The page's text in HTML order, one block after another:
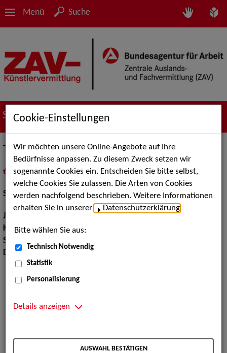
Menü Suche
Suche nach Künstler*innen
Trixi Strobel
als PDF speichern
inMeine Merklistelegen
Schauspiel:Bühne
Jahrgang:
Körpergröße:167 cm
Sprachen:
Dialekte:
Bayerisch, Berlinerisch
Cookie-Einstellungen
Wir möchten unsere Online-Angebote auf Ihre
Bedürfnisse anpassen. Zu diesem Zweck setzen wir
sogenannte Cookies ein. Entscheiden Sie bitte selbst,
welche Cookies Sie zulassen. Die Arten von Cookies
werden nachfolgend beschrieben. Weitere Informationen
erhalten Sie in unserer
Datenschutzerklärung
Bitte wählen Sie aus:
Technisch Notwendig
Statistik
Personalisierung
Details anzeigen
AUSWAHL BESTÄTIGEN